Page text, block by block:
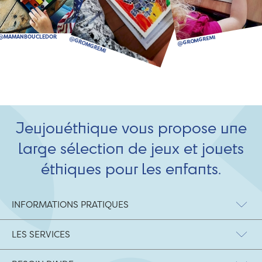
Jeujouéthique vous propose une
large sélection de jeux et jouets
éthiques pour les enfants.
INFORMATIONS PRATIQUES
LES SERVICES